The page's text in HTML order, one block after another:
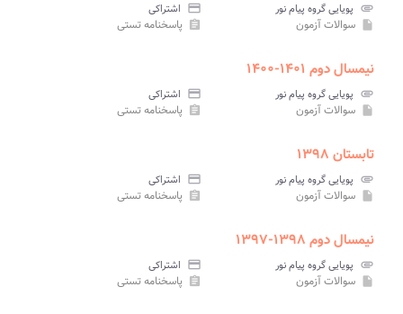
attachment پویایی گروه پیام نور credit_card اشتراکی
insert_drive_file سوالات آزمون assignment پاسخنامه تستی
نیمسال دوم ۱۴۰۱-۱۴۰۰
attachment پویایی گروه پیام نور credit_card اشتراکی
insert_drive_file سوالات آزمون assignment پاسخنامه تستی
تابستان ۱۳۹۸
attachment پویایی گروه پیام نور credit_card اشتراکی
insert_drive_file سوالات آزمون assignment پاسخنامه تستی
نیمسال دوم ۱۳۹۸-۱۳۹۷
attachment پویایی گروه پیام نور credit_card اشتراکی
insert_drive_file سوالات آزمون assignment پاسخنامه تستی